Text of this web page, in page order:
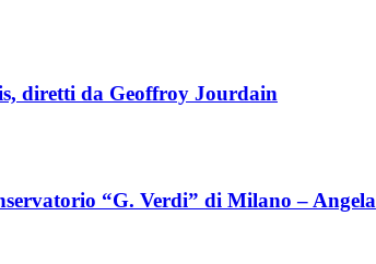
diretti da Geoffroy Jourdain
“G. Verdi” di Milano – Angela